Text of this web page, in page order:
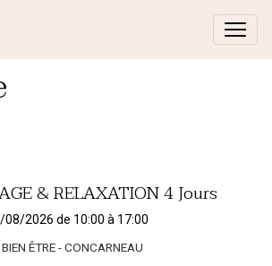
& RELAXATION 4 Jours
08/2026 de 10:00 à 17:00
ÊTRE - CONCARNEAU